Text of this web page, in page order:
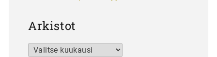
Arkistot
Arkistot